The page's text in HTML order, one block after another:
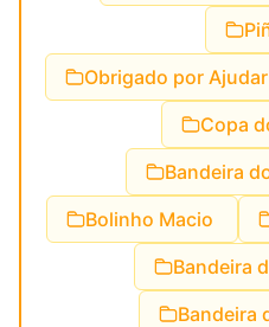
Obrigado por
Copa
Bandeira
Bolinho Macio
Bandeira
Bandeira